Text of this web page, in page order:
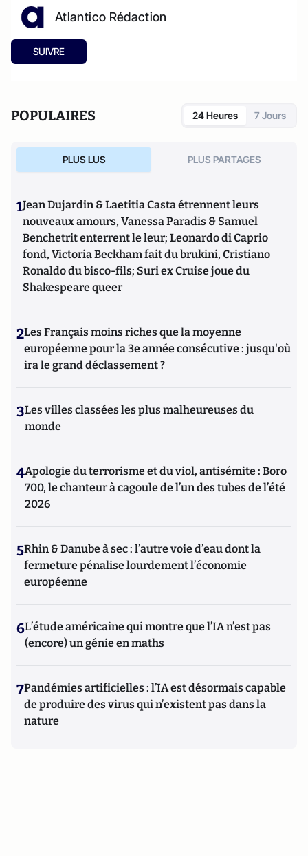
Atlantico Rédaction
SUIVRE
POPULAIRES 24 Heures 7 Jours
PLUS LUS PLUS PARTAGES
1Jean Dujardin & Laetitia Casta étrennent leurs
nouveaux amours, Vanessa Paradis & Samuel
Benchetrit enterrent le leur; Leonardo di Caprio
fond, Victoria Beckham fait du brukini, Cristiano
Ronaldo du bisco-fils; Suri ex Cruise joue du
Shakespeare queer
2Les Français moins riches que la moyenne
européenne pour la 3e année consécutive : jusqu'où
ira le grand déclassement ?
3Les villes classées les plus malheureuses du
monde
4Apologie du terrorisme et du viol, antisémite : Boro
700, le chanteur à cagoule de l’un des tubes de l’été
2026
5Rhin & Danube à sec : l’autre voie d’eau dont la
fermeture pénalise lourdement l’économie
européenne
6L’étude américaine qui montre que l’IA n’est pas
(encore) un génie en maths
7Pandémies artificielles : l’IA est désormais capable
de produire des virus qui n’existent pas dans la
nature